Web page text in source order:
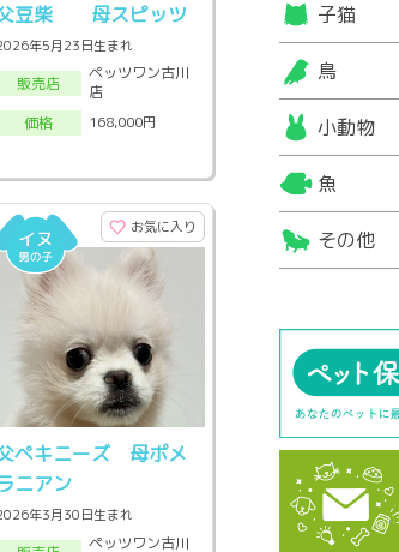
豆柴 母スピッツ
年5月23日生まれ
販売店
ペッツワン古川
店
価格
168,000円
お気に入り
ペキニーズ 母ポメ
ニアン
年3月30日生まれ
ペッツワン古川
子猫
鳥
小動物
魚
その他